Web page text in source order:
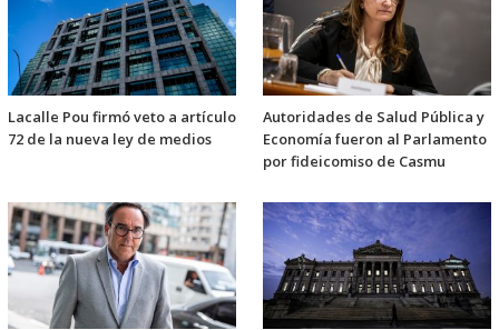
Lacalle Pou firmó veto a artículo
72 de la nueva ley de medios
Autoridades de Salud Pública y
Economía fueron al Parlamento
por fideicomiso de Casmu